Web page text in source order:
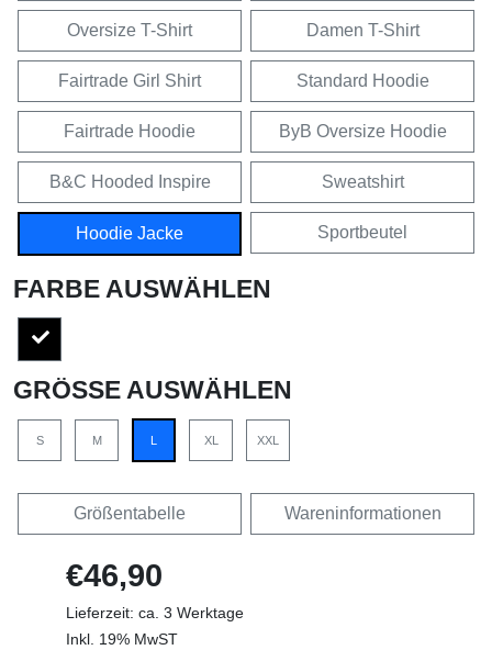
Oversize T-Shirt Damen T-Shirt
Fairtrade Girl Shirt Standard Hoodie
Fairtrade Hoodie ByB Oversize Hoodie
B&C Hooded Inspire Sweatshirt
Hoodie Jacke Sportbeutel
FARBE AUSWÄHLEN
GRÖSSE AUSWÄHLEN
S M XL XXL
Größentabelle Wareninformationen
€46,90
Lieferzeit: ca. 3 Werktage
Inkl. 19% MwST